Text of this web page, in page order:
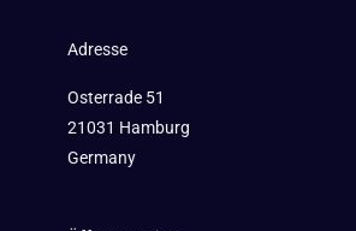
Adresse
Osterrade 51
21031 Hamburg
Germany